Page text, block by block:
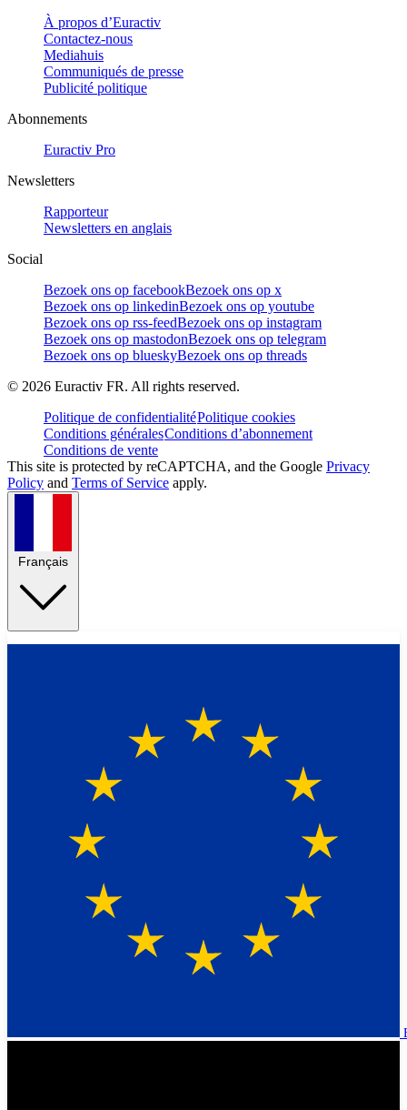
À propos d’Euractiv
Contactez-nous
Mediahuis
Communiqués de presse
Publicité politique
Abonnements
Euractiv Pro
Newsletters
Rapporteur
Newsletters en anglais
Social
Bezoek ons op facebookBezoek ons op x
Bezoek ons op linkedinBezoek ons op youtube
Bezoek ons op rss-feedBezoek ons op instagram
Bezoek ons op mastodonBezoek ons op telegram
Bezoek ons op blueskyBezoek ons op threads
© 2026 Euractiv FR. All rights reserved.
Politique de confidentialitéPolitique cookies
Conditions généralesConditions d’abonnement
Conditions de vente
This site is protected by reCAPTCHA, and the Google Privacy
Policy and Terms of Service apply.
Français